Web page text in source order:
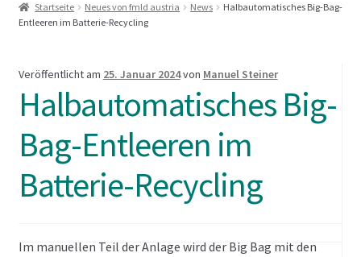
Startseite Neues von fmld austria News
Halbautomatisches Big-Bag-
Entleeren im Batterie-Recycling
Veröffentlicht am 25. Januar 2024von Manuel Steiner
Halbautomatisches Big-
Bag-Entleeren im
Batterie-Recycling
Im manuellen Teil der Anlage wird der Big Bag mit den